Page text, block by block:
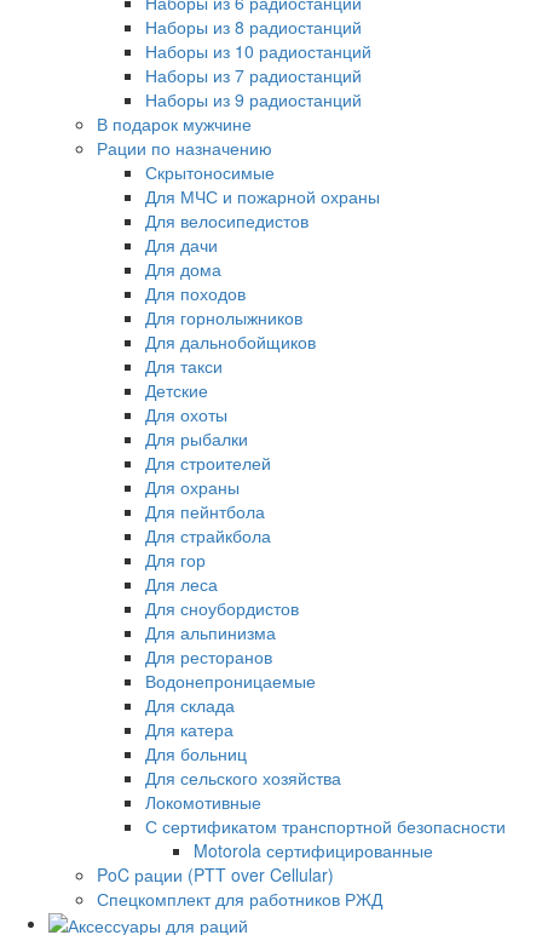
Наборы из 8 радиостанций
Наборы из 10 радиостанций
Наборы из 7 радиостанций
Наборы из 9 радиостанций
В подарок мужчине
Рации по назначению
Скрытоносимые
Для МЧС и пожарной охраны
Для велосипедистов
Для дачи
Для дома
Для походов
Для горнолыжников
Для дальнобойщиков
Для такси
Детские
Для охоты
Для рыбалки
Для строителей
Для охраны
Для пейнтбола
Для страйкбола
Для гор
Для леса
Для сноубордистов
Для альпинизма
Для ресторанов
Водонепроницаемые
Для склада
Для катера
Для больниц
Для сельского хозяйства
Локомотивные
С сертификатом транспортной безопасности
Motorola сертифицированные
PoC рации (PTT over Cellular)
Спецкомплект для работников РЖД